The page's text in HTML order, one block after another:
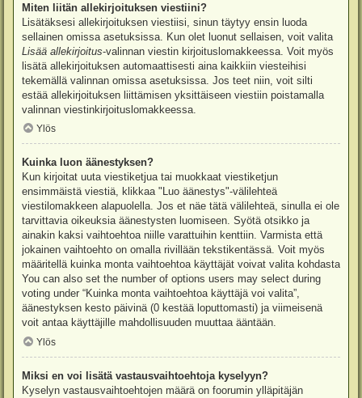
Miten liitän allekirjoituksen viestiini?
Lisätäksesi allekirjoituksen viestiisi, sinun täytyy ensin luoda
sellainen omissa asetuksissa. Kun olet luonut sellaisen, voit valita
Lisää allekirjoitus-valinnan viestin kirjoituslomakkeessa. Voit myös
lisätä allekirjoituksen automaattisesti aina kaikkiin viesteihisi
tekemällä valinnan omissa asetuksissa. Jos teet niin, voit silti
estää allekirjoituksen liittämisen yksittäiseen viestiin poistamalla
valinnan viestinkirjoituslomakkeessa.
Ylös
Kuinka luon äänestyksen?
Kun kirjoitat uuta viestiketjua tai muokkaat viestiketjun
ensimmäistä viestiä, klikkaa "Luo äänestys"-välilehteä
viestilomakkeen alapuolella. Jos et näe tätä välilehteä, sinulla ei ole
tarvittavia oikeuksia äänestysten luomiseen. Syötä otsikko ja
ainakin kaksi vaihtoehtoa niille varattuihin kenttiin. Varmista että
jokainen vaihtoehto on omalla rivillään tekstikentässä. Voit myös
määritellä kuinka monta vaihtoehtoa käyttäjät voivat valita kohdasta
You can also set the number of options users may select during
voting under “Kuinka monta vaihtoehtoa käyttäjä voi valita”,
äänestyksen kesto päivinä (0 kestää loputtomasti) ja viimeisenä
voit antaa käyttäjille mahdollisuuden muuttaa ääntään.
Ylös
Miksi en voi lisätä vastausvaihtoehtoja kyselyyn?
Kyselyn vastausvaihtoehtojen määrä on foorumin ylläpitäjän